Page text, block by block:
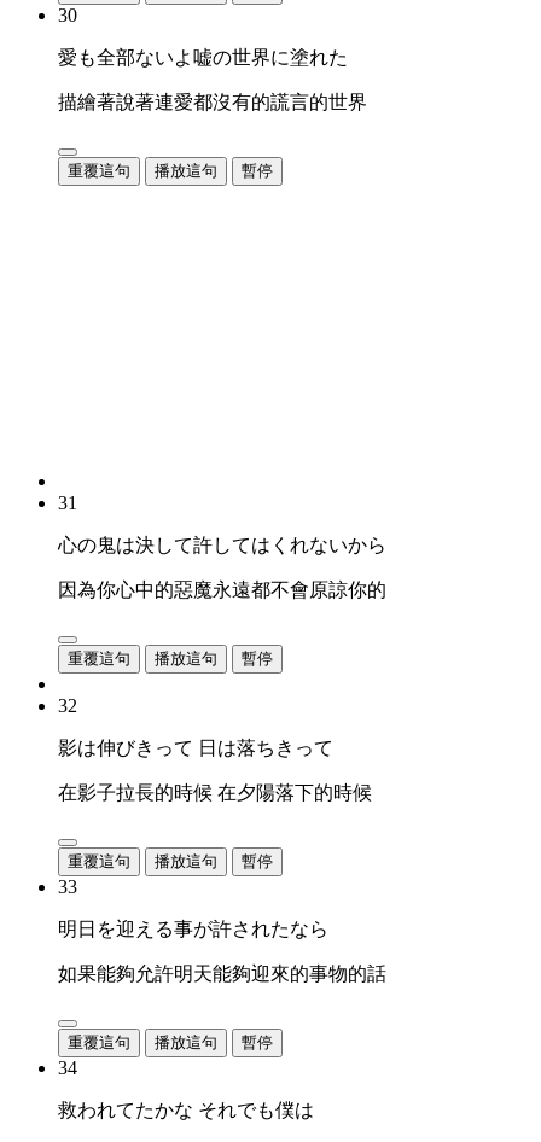
30
愛も全部ないよ嘘の世界に塗れた
描繪著說著連愛都沒有的謊言的世界
重覆這句 播放這句 暫停
31
心の鬼は決して許してはくれないから
因為你心中的惡魔永遠都不會原諒你的
重覆這句 播放這句 暫停
32
影は伸びきって 日は落ちきって
在影子拉長的時候 在夕陽落下的時候
重覆這句 播放這句 暫停
33
明日を迎える事が許されたなら
如果能夠允許明天能夠迎來的事物的話
重覆這句 播放這句 暫停
34
救われてたかな それでも僕は